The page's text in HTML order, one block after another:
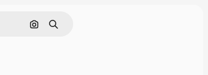
Buscar por imagen
Buscar